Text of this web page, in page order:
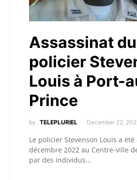
Assassinat du
policier
Louis à Port-
Prince
by TELEPLURIEL December 22,
Le policier Stevenson Louis a été
décembre 2022 au Centre-ville
par des individus…